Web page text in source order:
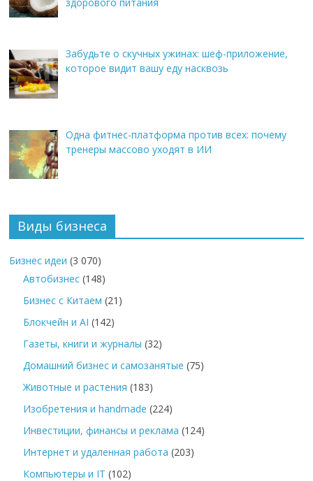
Забудьте о скучных ужинах: шеф-приложение,
которое видит вашу еду насквозь
Одна фитнес-платформа против всех: почему
тренеры массово уходят в ИИ
Виды бизнеса
Бизнес идеи (3 070)
Автобизнес (148)
Бизнес с Китаем (21)
Блокчейн и AI (142)
Газеты, книги и журналы (32)
Домашний бизнес и самозанятые (75)
Животные и растения (183)
Изобретения и handmade (224)
Инвестиции, финансы и реклама (124)
Интернет и удаленная работа (203)
Компьютеры и IT (102)